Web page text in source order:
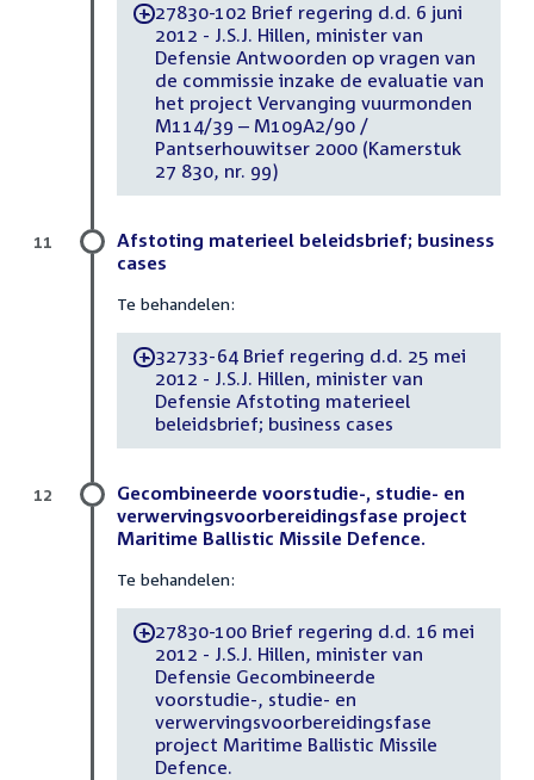
-27830-102 Brief regering d.d. 6 juni
2012 - J.S.J. Hillen, minister van
Defensie Antwoorden op vragen van
de commissie inzake de evaluatie van
het project Vervanging vuurmonden
M114/39 – M109A2/90 /
Pantserhouwitser 2000 (Kamerstuk
27 830, nr. 99)
Afstoting materieel beleidsbrief; business
cases
Te behandelen:
-32733-64 Brief regering d.d. 25 mei
2012 - J.S.J. Hillen, minister van
Defensie Afstoting materieel
beleidsbrief; business cases
11
Gecombineerde voorstudie-, studie- en
verwervingsvoorbereidingsfase project
Maritime Ballistic Missile Defence.
Te behandelen:
-27830-100 Brief regering d.d. 16 mei
2012 - J.S.J. Hillen, minister van
Defensie Gecombineerde
voorstudie-, studie- en
verwervingsvoorbereidingsfase
project Maritime Ballistic Missile
Defence.
12